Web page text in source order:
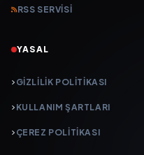
RSS SERVISI
YASAL
GIZLILIK POLITIKASI
KULLANIM ŞARTLARI
ÇEREZ POLITIKASI